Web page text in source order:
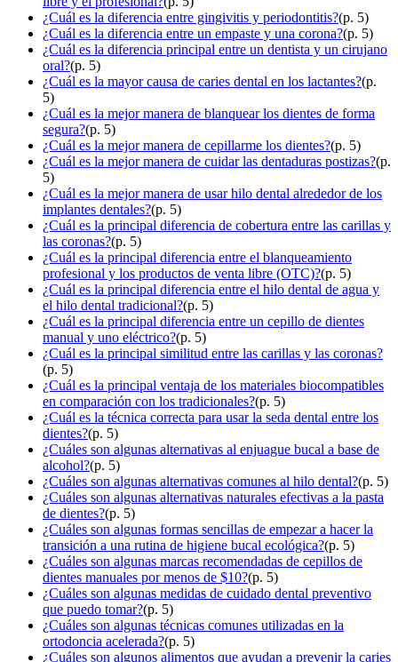
¿Cuál es la diferencia entre gingivitis y periodontitis?(p. 5)
¿Cuál es la diferencia entre un empaste y una corona?(p. 5)
¿Cuál es la diferencia principal entre un dentista y un cirujano
oral?(p. 5)
¿Cuál es la mayor causa de caries dental en los lactantes?(p.
5)
¿Cuál es la mejor manera de blanquear los dientes de forma
segura?(p. 5)
¿Cuál es la mejor manera de cepillarme los dientes?(p. 5)
¿Cuál es la mejor manera de cuidar las dentaduras postizas?(p.
5)
¿Cuál es la mejor manera de usar hilo dental alrededor de los
implantes dentales?(p. 5)
¿Cuál es la principal diferencia de cobertura entre las carillas y
las coronas?(p. 5)
¿Cuál es la principal diferencia entre el blanqueamiento
profesional y los productos de venta libre (OTC)?(p. 5)
¿Cuál es la principal diferencia entre el hilo dental de agua y
el hilo dental tradicional?(p. 5)
¿Cuál es la principal diferencia entre un cepillo de dientes
manual y uno eléctrico?(p. 5)
¿Cuál es la principal similitud entre las carillas y las coronas?
(p. 5)
¿Cuál es la principal ventaja de los materiales biocompatibles
en comparación con los tradicionales?(p. 5)
¿Cuál es la técnica correcta para usar la seda dental entre los
dientes?(p. 5)
¿Cuáles son algunas alternativas al enjuague bucal a base de
alcohol?(p. 5)
¿Cuáles son algunas alternativas comunes al hilo dental?(p. 5)
¿Cuáles son algunas alternativas naturales efectivas a la pasta
de dientes?(p. 5)
¿Cuáles son algunas formas sencillas de empezar a hacer la
transición a una rutina de higiene bucal ecológica?(p. 5)
¿Cuáles son algunas marcas recomendadas de cepillos de
dientes manuales por menos de $10?(p. 5)
¿Cuáles son algunas medidas de cuidado dental preventivo
que puedo tomar?(p. 5)
¿Cuáles son algunas técnicas comunes utilizadas en la
ortodoncia acelerada?(p. 5)
¿Cuáles son algunos alimentos que ayudan a prevenir la caries